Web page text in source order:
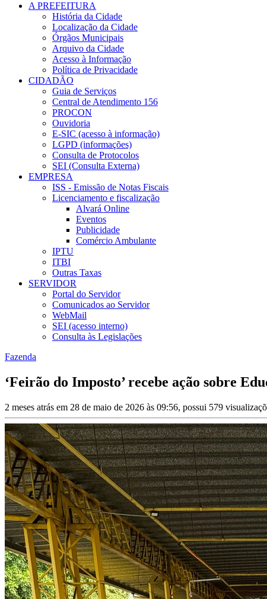
A PREFEITURA
História da Cidade
Localização da Cidade
Órgãos Municipais
Arquivo da Cidade
Acesso à Informação
Política de Privacidade
CIDADÃO
Guia de Serviços
Central de Atendimento 156
PROCON
Ouvidoria
E-SIC (acesso à informação)
LGPD (informações)
Consulta de Protocolos
SEI (Consulta Externa)
EMPRESA
ISS - Emissão de Notas Fiscais
Licenciamento e fiscalização
Alvará Online
Eventos
Publicidade
Comércio Ambulante
IPTU
ITBI
Outras Taxas
SERVIDOR
Portal do Servidor
Comunicados ao Servidor
WebMail
SEI (acesso interno)
Consulta às Legislações
Fazenda
‘Feirão do Imposto’ recebe ação sobre
2 meses atrás em 28 de maio de 2026 às 09:56, possui 579